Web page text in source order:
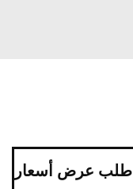
اطلب عرض أسعار